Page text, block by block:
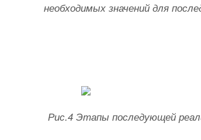
необходимых значений для
Рис.4 Этапы последующей